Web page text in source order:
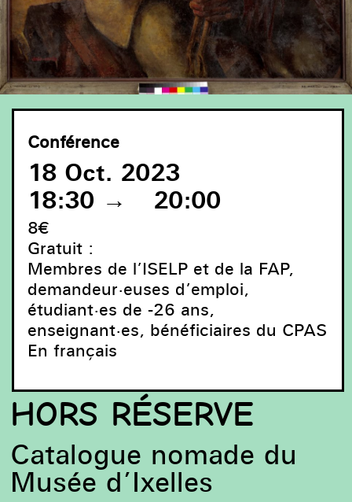
Collection Musée d’Ixelles
Conférence
18 Oct. 2023
18:30 → 20:00
8€
Gratuit :
Membres de l’ISELP et de la FAP,
demandeur·euses d’emploi,
étudiant·es de -26 ans,
enseignant·es, bénéficiaires du CPAS
En français
HORS RÉSERVE
Catalogue nomade du
Musée d’Ixelles